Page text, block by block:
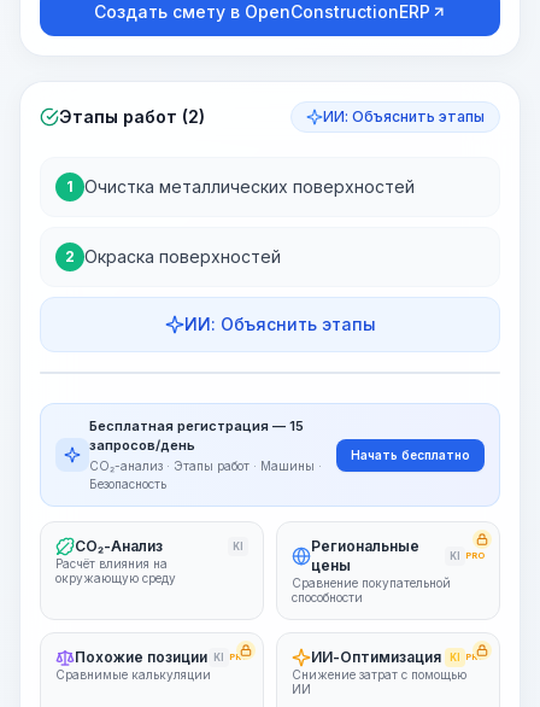
Создать смету в OpenConstructionERP
Этапы работ (2) ИИ: Объяснить этапы
1 Очистка металлических поверхностей
2 Окраска поверхностей
ИИ: Объяснить этапы
Этапы работ
~15-30 Sek.
Бесплатная регистрация — 15
запросов/день
CO₂-анализ · Этапы работ · Машины ·
Безопасность
Начать бесплатно
CO₂-Анализ KI
Расчёт влияния на
окружающую среду
Региональные
цены
KI PRO
Сравнение покупательной
способности
Похожие позиции KI PRO
Сравнимые калькуляции
ИИ-Оптимизация KI PRO
Снижение затрат с помощью
ИИ